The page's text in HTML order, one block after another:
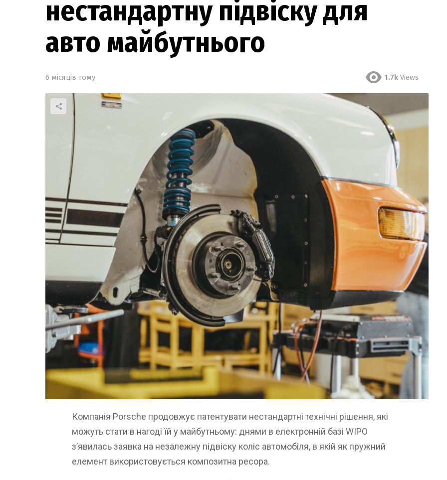
нестандартну підвіску для
авто майбутнього
6 місяців тому 1.7k Views
Компанія Porsche продовжує патентувати нестандартні технічні рішення, які
можуть стати в нагоді їй у майбутньому: днями в електронній базі WIPO
з’явилась заявка на незалежну підвіску коліс автомобіля, в якій як пружний
елемент використовується композитна ресора.